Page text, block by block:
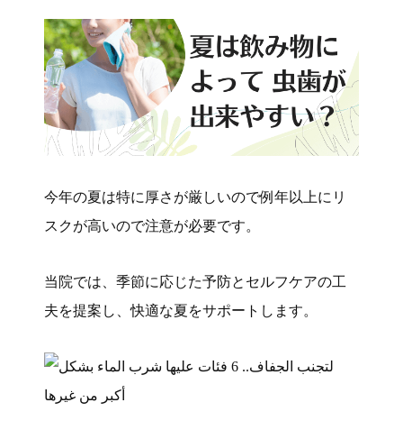
今年の夏は特に厚さが厳しいので例年以上にリ
スクが高いので注意が必要です。
当院では、季節に応じた予防とセルフケアの工
夫を提案し、快適な夏をサポートします。